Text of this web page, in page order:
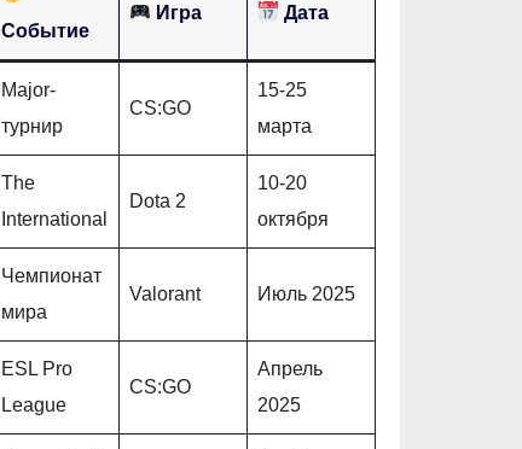
Событие
Игра Дата
Major-
турнир
CS:GO
15-25
марта
The
International
Dota 2
10-20
октября
Чемпионат
мира
Valorant Июль 2025
ESL Pro
League
CS:GO
Апрель
2025